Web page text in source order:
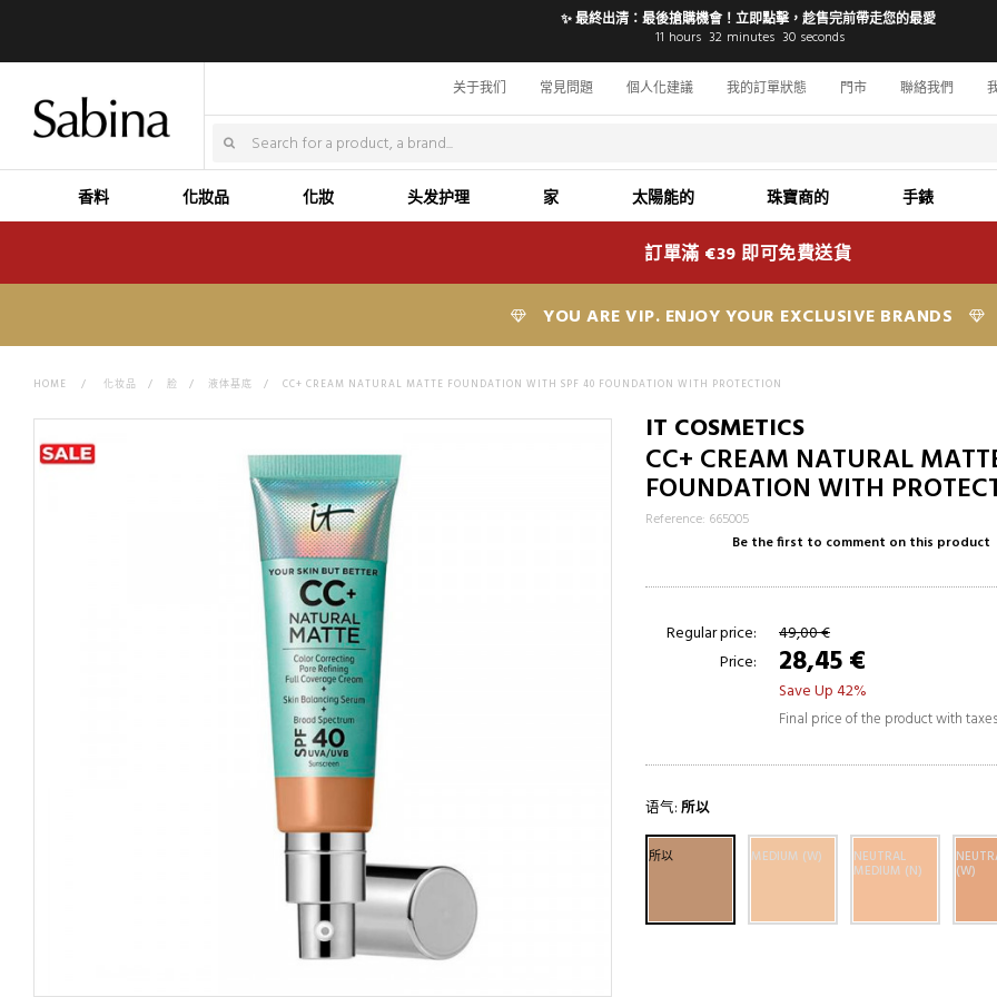
✨ 最終出清：最後搶購機會！立即點擊，趁售完前帶走您的最愛
11 hours 32 minutes 29 seconds
关于我们 常見問題 個人化建議 我的訂單狀態 門市 聯絡我們
香料 化妝品 化妝 头发护理 家 太陽能的 珠寶商的 手錶
訂單滿 €39 即可免費送貨
YOU ARE VIP. ENJOY YOUR EXCLUSIVE BRANDS
HOME > 化妆品 > 脸 > 液体基底 > CC+ CREAM NATURAL MATTE FOUNDATION WITH SPF 40 FOUNDATION WITH PROTECTION
IT COSMETICS
CC+ CREAM NATURAL
FOUNDATION WITH
Reference: 665005
Be the first to comment on this product
Regular price:
49,00 €
Price:
28,45 €
Save Up 42%
Final price of the product with
语气: 所以
所以 MEDIUM (W) NEUTRAL
MEDIUM (N) (W)